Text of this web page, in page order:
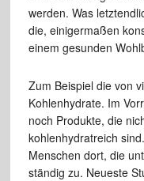
werden. Was
die, einigermaßen
einem gesunden
Zum Beispiel die von
Kohlenhydrate. Im
noch Produkte, die
kohlenhydratreich
Menschen dort, die
ständig zu. Neueste